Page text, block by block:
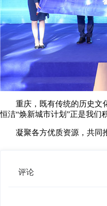
重庆，既有传统的历史文化
恒洁“焕新城市计划”正是我们
凝聚各方优质资源，共同推
评论